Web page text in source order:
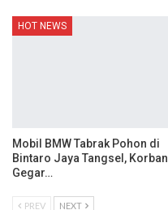
HOT NEWS
Mobil BMW Tabrak Pohon di
Bintaro Jaya Tangsel, Korban
Gegar…
PREV NEXT